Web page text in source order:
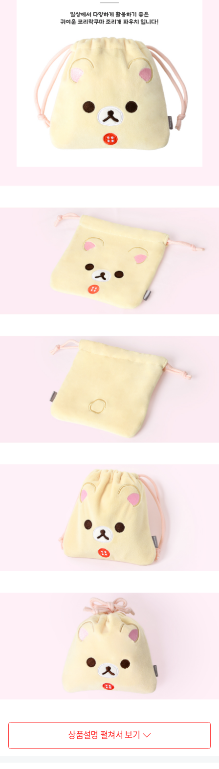
상품설명 펼쳐서 보기